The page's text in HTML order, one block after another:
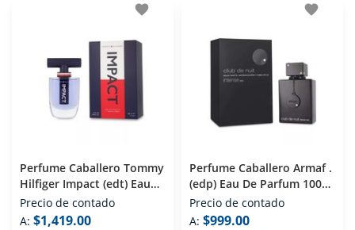
favorite
Perfume Caballero Tommy
Hilfiger Impact (edt) Eau
De Toilette 100 Ml
Precio de contado
A: $1,419.00
favorite
Perfume Caballero Armaf .
(edp) Eau De Parfum 100
Ml
Precio de contado
A: $999.00